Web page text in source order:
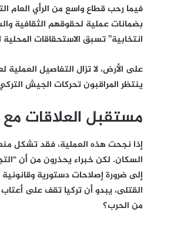
فيما رحب قطاع واسع من الرأي العام
بضمانات عملية لحقوقهم الثقافية
انتخابية” تسبق الاستحقاقات المحلية
على الأرض، لا تزال التفاصيل
ينتظر المراقبون تحركات الجيش
مستقبل العلاقات مع
السكان. لكن خبراء يحذرون من أن
إلى ضرورة إصلاحات دستورية
القتلى، يبدو أن تركيا تقف على
من الحرب؟